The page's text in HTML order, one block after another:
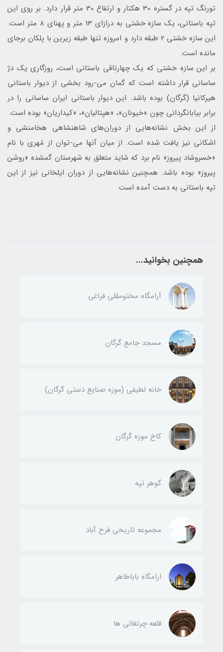
تورنگ تپه در گستره‌ 30 هکتار و ارتفاع 30 متر قرار دارد. بر روی این
تپه باستانی، یک سازه‌ خشتی به درازای 13 متر و پهنای 8 متر است.
این سازه‌ خشتی 2 طبقه دارد و امروزه تنها طبقه زیرین با پلکان برجای
مانده است.
بر این سازه‌ خشتی که یک چهارتاقی باستانی است، روزگاری یک دژ
ساسانی قرار داشته است که گمان می-رود بخشی از دیوار باستانی
هیرکانیا (گرگان) بوده باشد. این دیوار باستانی ایران ساسانی را در
برابر بیابان‎گردانی چون «خیونان»، «هپتالیان»، «کیداریان» بوده است.
از این بخش نشانه‌هایی از دوران‌های شاهنشاهی هخامنشی و
اشکانی نیز یافت شده است. از میان آن‎ها می-توان از مُهری با نام
«خسروشاد پیروز» نام برد که شاید متعلق به شهرستان گمشده‌ «روشن
پیروز» بوده باشد. همچنین نشانه‌هایی از دوران ایلخانی نیز از این
تپه باستانی به دست آمده است.
همچنین بخوانید...
آرامگاه مختومقلی فراغی
مسجد جامع گرگان
خانه لطیفی (موزه صنایع دستی گرگان)
کاخ موزه گرگان
گوهر تپه
مجموعه تاریخی فرح آباد
ارامگاه باباطاهر
قلعه چرتغالی ها